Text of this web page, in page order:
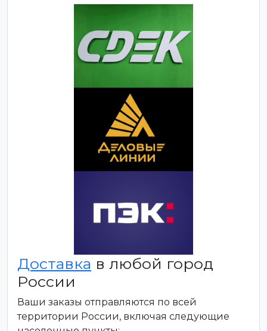
Доставка в любой город
России
Ваши заказы отправляются по всей
территории России, включая следующие